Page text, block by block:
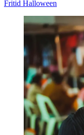
Fritid Halloween